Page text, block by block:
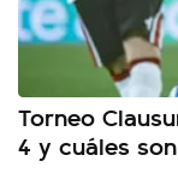
Torneo
4 y cuáles